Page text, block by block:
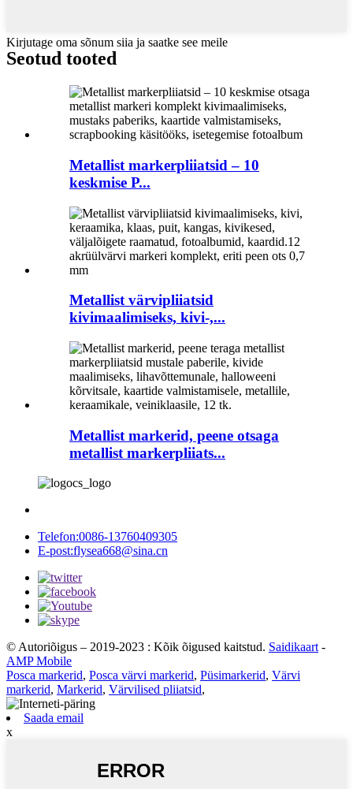
Kirjutage oma sõnum siia ja saatke see meile
Seotud tooted
Metallist markerpliiatsid – 10
keskmise P...
Metallist värvipliiatsid
kivimaalimiseks, kivi-,...
Metallist markerid, peene otsaga
metallist markerpliiats...
Telefon:0086-13760409305
E-post:flysea668@sina.cn
© Autoriõigus – 2019-2023 : Kõik õigused kaitstud. Saidikaart -
AMP Mobile
Posca markerid, Posca värvi markerid, Püsimarkerid, Värvi
markerid, Markerid, Värvilised pliiatsid,
Saada email
x